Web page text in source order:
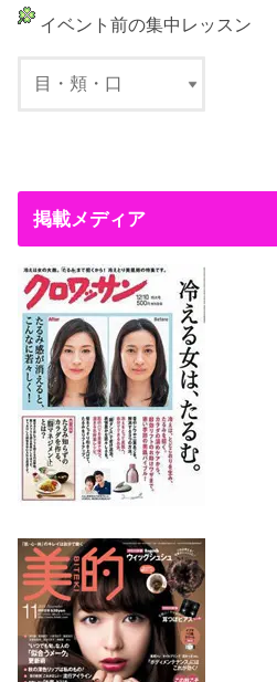
イベント前の集中レッスン
掲載メディア